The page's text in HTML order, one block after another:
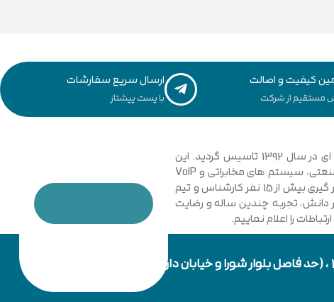
کیفیت و اصالت
مستقیم از شرکت
ارسال سریع سفارشات
با پست پیشتاز
مجموعه فنی و مهندسی توسعه ارتباطات نیشابور با نگاهی نوین و تخصصی به دانش ارتباطات کامپیوتری و امنیت شبکه های رایانه ای در سال 1392 تاسیس گردید. این
مجموعه با فعالیت در زمینه فناوری اطلاعات، شبکه های کامپیوتری، بی سیم، فیبر نوری و دکل های مهاری، تجهیزات شبکه، اتوماسیون صنعتی، سیستم های مخابراتی و VoIP
گامی موثر در جهت خدمت رسانی به شرکت ها، سازمان ها دولتی و خصوصی برداشت. در حال حاضر مجموعه با پیشرفت و ارتقا خود و به کار گیری بیش از 15 نفر کارشناس و تیم
دانش، تجربه چندین ساله و رضایت
را اعلام نماییم.